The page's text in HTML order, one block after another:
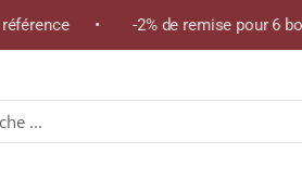
• -2% de remise pour 6